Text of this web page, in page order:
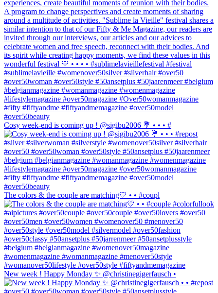
Cosy week-end is coming up ! @sigibu2006 💐 • • • #
The colors & the couple are matching💛 • • #coupl
New week ! Happy Monday ✨ @christinegigerfausch •